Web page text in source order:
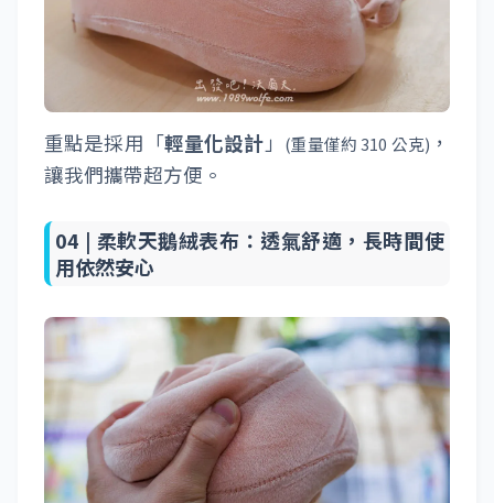
重點是採用「輕量化設計 」 (重量僅約 310 公克) ，
讓我們攜帶超方便。
04 | 柔軟天鵝絨表布：透氣舒適，長時間使
用依然安心